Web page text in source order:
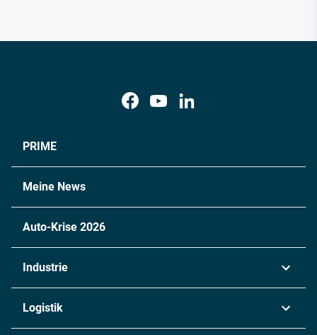
PRIME
Meine News
Auto-Krise 2026
Industrie
Logistik